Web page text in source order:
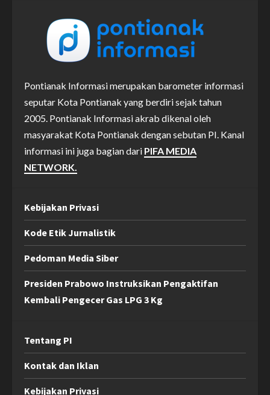
Pontianak Informasi merupakan barometer informasi
seputar Kota Pontianak yang berdiri sejak tahun
2005. Pontianak Informasi akrab dikenal oleh
masyarakat Kota Pontianak dengan sebutan PI. Kanal
informasi ini juga bagian dari PIFA MEDIA
NETWORK.
Kebijakan Privasi
Kode Etik Jurnalistik
Pedoman Media Siber
Presiden Prabowo Instruksikan Pengaktifan
Kembali Pengecer Gas LPG 3 Kg
Tentang PI
Kontak dan Iklan
Kebijakan Privasi